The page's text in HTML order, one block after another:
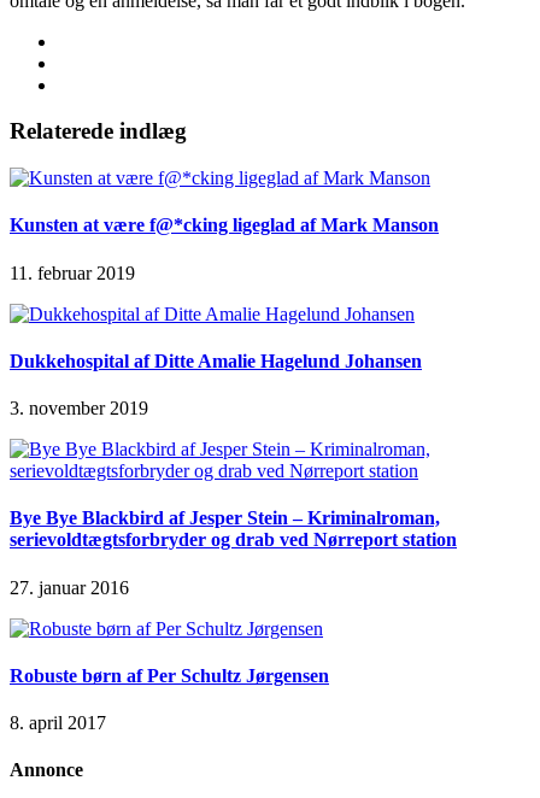
Relaterede indlæg
Kunsten at være f@*cking ligeglad af Mark Manson
11. februar 2019
Dukkehospital af Ditte Amalie Hagelund Johansen
3. november 2019
Bye Bye Blackbird af Jesper Stein – Kriminalroman,
serievoldtægtsforbryder og drab ved Nørreport station
27. januar 2016
Robuste børn af Per Schultz Jørgensen
8. april 2017
Annonce